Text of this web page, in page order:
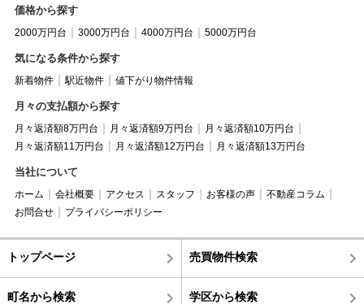
価格から探す
2000万円台 3000万円台 4000万円台 5000万円台
気になる条件から探す
新着物件 駅近物件 値下がり物件情報
月々の支払額から探す
月々返済額8万円台 月々返済額9万円台
月々返済額10万円台
月々返済額11万円台
月々返済額12万円台 月々返済額13万円台
当社について
ホーム 会社概要 アクセス スタッフ お客様の声
不動産コラム
お問合せ
プライバシーポリシー
トップページ 売買物件検索
町名から検索 学区から検索